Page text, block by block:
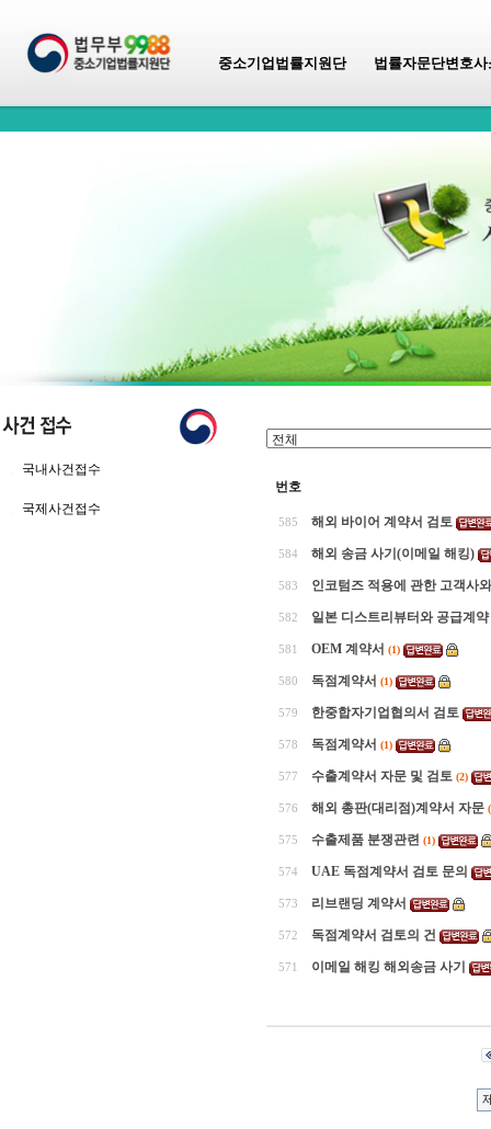
중소기업법률지원단 법률자문단변호사
국내사건접수
국제사건접수
번호
585 해외 바이어 계약서 검토
584 해외 송금 사기(이메일 해킹)
583 인코텀즈 적용에 관한 고객사
582 일본 디스트리뷰터와 공급계약
581 OEM 계약서 (1)
580 독점계약서 (1)
579 한중합자기업협의서 검토
578 독점계약서 (1)
577 수출계약서 자문 및 검토 (2)
576 해외 총판(대리점)계약서 자문
575 수출제품 분쟁관련 (1)
574 UAE 독점계약서 검토 문의
573 리브랜딩 계약서
572 독점계약서 검토의 건
571 이메일 해킹 해외송금 사기